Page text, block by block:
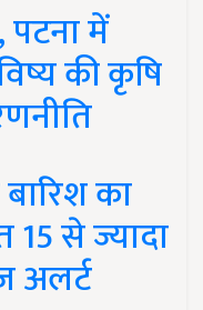
में
की कृषि
का
से ज्यादा
अलर्ट